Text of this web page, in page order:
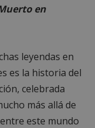
en
leyendas en
es la historia del
celebrada
más allá de
este mundo